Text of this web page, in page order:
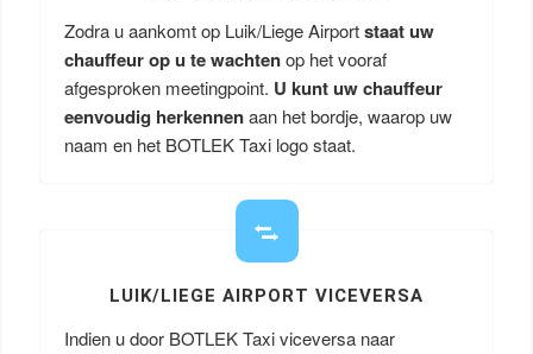
Zodra u aankomt op Luik/Liege Airportstaat uw
chauffeur op u te wachtenop het vooraf
afgesproken meetingpoint. U kunt uw chauffeur
eenvoudig herkennenaan het bordje, waarop uw
naam en het BOTLEK Taxi logo staat.
LUIK/LIEGE AIRPORT VICEVERSA
Indien u door BOTLEK Taxi viceversa naar